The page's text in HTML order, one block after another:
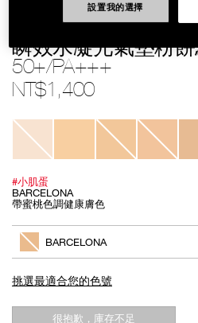
PURE RADIANT PROTECTION AQUA
瞬效水凝光氣墊粉餅
50+/PA+++
NT$1,400
Variations
#小肌蛋
BARCELONA
帶蜜桃色調健康膚色
to
cart
options
Actions
其他色系
BARCELONA
很抱歉，庫存不足
設置我的選擇